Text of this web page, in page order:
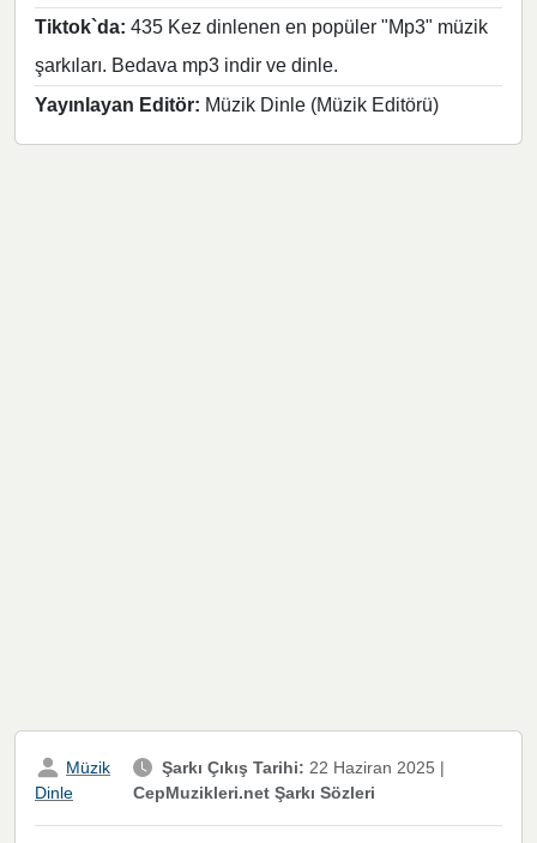
Tiktok`da: 435 Kez dinlenen en popüler "Mp3" müzik
şarkıları. Bedava mp3 indir ve dinle.
Yayınlayan Editör: Müzik Dinle (Müzik Editörü)
Müzik
Dinle
Şarkı Çıkış Tarihi: 22 Haziran 2025 |
CepMuzikleri.net Şarkı Sözleri